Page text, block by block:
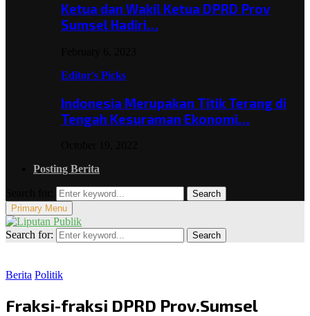
Ketua dan Wakil Ketua DPRD Prov
Sumsel Hadiri…
Editor's Picks
Indonesia Merupakan Titik Terang di
Tengah Kesuraman Ekonomi…
Posting Berita
Search
Primary Menu
Search for: Search
Berita Politik
Fraksi-fraksi DPRD Prov.Sumsel